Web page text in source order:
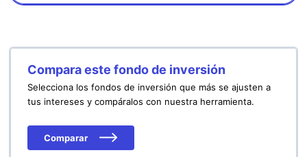
Compara este fondo de inversión
Selecciona los fondos de inversión que más se ajusten a
tus intereses y compáralos con nuestra herramienta.
Comparar